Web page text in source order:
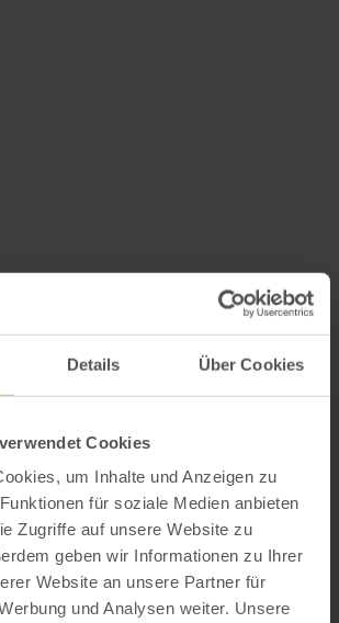
Details Über Cookies
Cookies
um Inhalte und Anzeigen zu
für soziale Medien anbieten
Zugriffe auf unsere Website zu
geben wir Informationen zu Ihrer
Website an unsere Partner für
und Analysen weiter. Unsere